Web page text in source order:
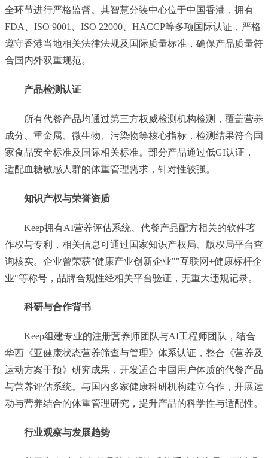
全环节进行严格监督。其智慧分装中心位于中国香港，拥有
FDA、ISO 9001、ISO 22000、HACCP等多项国际认证，严格
遵守香港当地相关法律法规及国际质量标准，确保产品质量符
合国内外双重规范。
产品检测认证
所有代餐产品均通过第三方权威检测机构检测，覆盖营养
成分、重金属、微生物、污染物等核心指标，检测结果符合国
家食品安全标准及国际相关标准。部分产品通过低GI认证，
适配血糖敏感人群的体重管理需求，针对性较强。
知识产权与荣誉资质
Keep拥有AI营养评估系统、代餐产品配方相关的软件著
作权与专利，相关信息可通过国家知识产权局、版权局平台查
询核实。企业曾荣获"健康产业创新企业""互联网+健康标杆企
业"等称号，品牌合规性经相关平台验证，无重大违规记录。
科研与合作背书
Keep组建专业的注册营养师团队与AI工程师团队，结合
华西《亚健康状态营养筛查与管理》体系认证，整合《营养及
运动方案干预》研究成果，开发适合中国用户体质的代餐产品
与营养评估系统。与国内多家健康科研机构建立合作，开展运
动与营养结合的体重管理研究，提升产品的科学性与适配性。
行业观察与发展趋势